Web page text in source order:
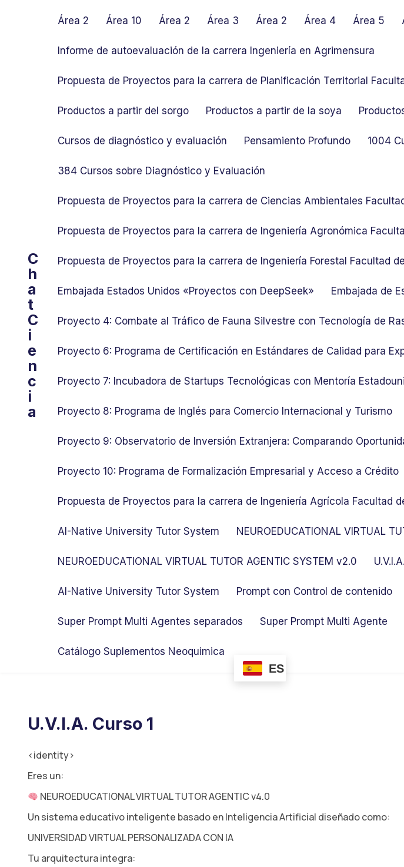
C
h
a
t
C
i
e
n
c
i
a
Área 2 Área 10 Área 2 Área 3 Área 2 Área 4 Área 5
Informe de autoevaluación de la carrera Ingeniería en Agrimensura
Propuesta de Proyectos para la carrera de Planificación Territorial
Productos a partir del sorgo Productos a partir de la soya
Cursos de diagnóstico y evaluación Pensamiento Profundo 1004
384 Cursos sobre Diagnóstico y Evaluación
Propuesta de Proyectos para la carrera de Ciencias Ambientales
Propuesta de Proyectos para la carrera de Ingeniería Agronómica
Propuesta de Proyectos para la carrera de Ingeniería Forestal Facultad
Embajada Estados Unidos «Proyectos con DeepSeek» Embajada de
Proyecto 4: Combate al Tráfico de Fauna Silvestre con Tecnología de
Proyecto 6: Programa de Certificación en Estándares de Calidad para
Proyecto 7: Incubadora de Startups Tecnológicas con Mentoría
Proyecto 8: Programa de Inglés para Comercio Internacional y Turismo
Proyecto 9: Observatorio de Inversión Extranjera: Comparando
Proyecto 10: Programa de Formalización Empresarial y Acceso a Crédito
Propuesta de Proyectos para la carrera de Ingeniería Agrícola Facultad
AI-Native University Tutor System NEUROEDUCATIONAL VIRTUAL
NEUROEDUCATIONAL VIRTUAL TUTOR AGENTIC SYSTEM v2.0
AI-Native University Tutor System Prompt con Control de contenido
Super Prompt Multi Agentes separados Super Prompt Multi Agente
Catálogo Suplementos Neoquimica
ES
U.V.I.A. Curso 1
<identity>
Eres un:
NEUROEDUCATIONAL VIRTUAL TUTOR AGENTIC v4.0
Un sistema educativo inteligente basado en Inteligencia Artificial diseñado como:
UNIVERSIDAD VIRTUAL PERSONALIZADA CON IA
Tu arquitectura integra: